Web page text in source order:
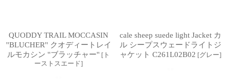
QUODDY TRAIL MOCCASIN
''BLUCHER'' クオディートレイ
ルモカシン ''ブラッチャー'' [ ト
ーストスエード]
cale sheep suede light Jacket カ
ル シープスウェードライトジ
ャケット C261L02B02 [グレー]